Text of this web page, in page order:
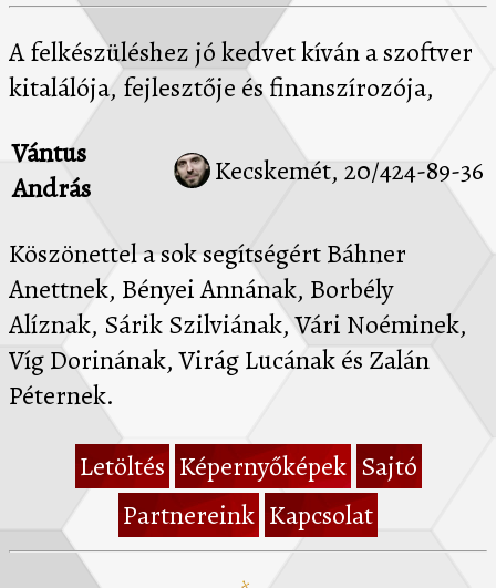
A felkészüléshez jó kedvet kíván a szoftver
kitalálója, fejlesztője és finanszírozója,
Vántus
András
Kecskemét, 20/424-89-36
Köszönettel a sok segítségért Báhner
Anettnek, Bényei Annának, Borbély
Alíznak, Sárik Szilviának, Vári Noéminek,
Víg Dorinának, Virág Lucának és Zalán
Péternek.
Letöltés Képernyőképek Sajtó
Partnereink Kapcsolat